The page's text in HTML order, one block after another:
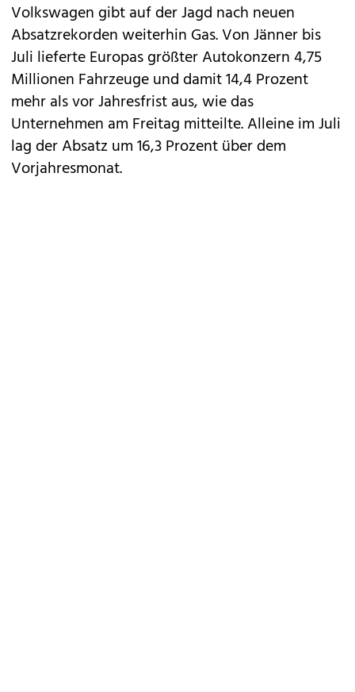
Volkswagengibt auf der Jagd nach neuen
Absatzrekorden weiterhin Gas. Von Jänner bis
Juli lieferte Europas größter Autokonzern 4,75
Millionen Fahrzeuge und damit 14,4 Prozent
mehr als vor Jahresfrist aus, wie das
Unternehmen am Freitag mitteilte. Alleine im Juli
lag der Absatz um 16,3 Prozent über dem
Vorjahresmonat.